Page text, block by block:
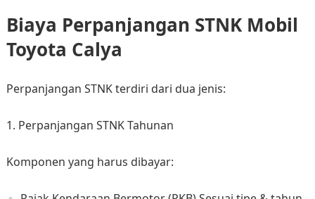
Biaya Perpanjangan STNK Mobil
Toyota Calya
Perpanjangan STNK terdiri dari dua jenis:
1. Perpanjangan STNK Tahunan
Komponen yang harus dibayar: